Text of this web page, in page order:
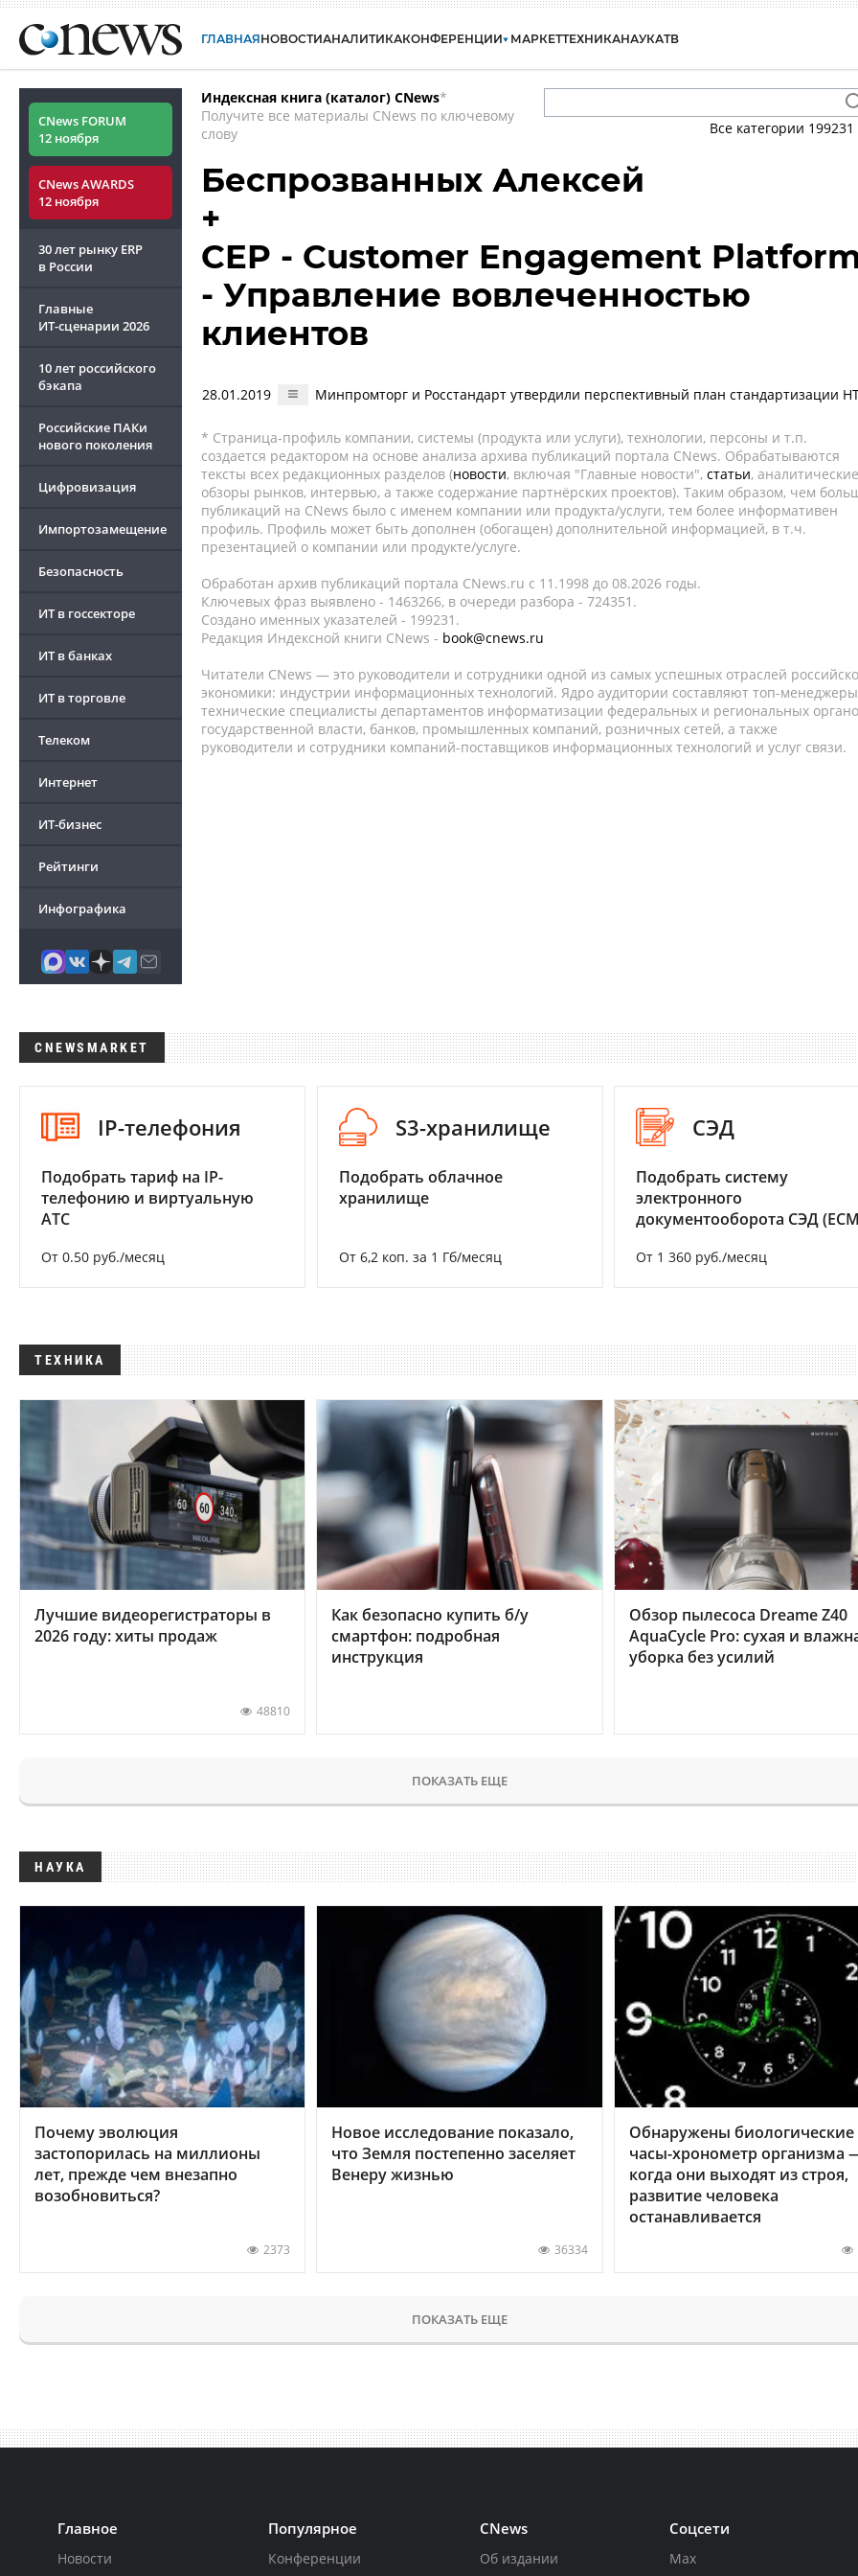
ГЛАВНАЯНОВОСТИАНАЛИТИКАКОНФЕРЕНЦИИ МАРКЕТТЕХНИКАНАУКАТВ
CNews FORUM
12 ноября
CNews AWARDS
12 ноября
30 лет рынку ERP
в России
Главные
ИТ-сценарии 2026
10 лет российского
бэкапа
Российские ПАКи
нового поколения
Цифровизация
Импортозамещение
Безопасность
ИТ в госсекторе
ИТ в банках
ИТ в торговле
Телеком
Интернет
ИТ-бизнес
Рейтинги
Инфографика
Индексная книга (каталог) CNews*
Получите все материалы CNews по ключевому
слову
Все категории 199231
Беспрозванных Алексей
+
CEP - Customer Engagement
- Управление вовлеченностью
клиентов
28.01.2019 Минпромторг и Росстандарт утвердили перспективный план стандартизации
* Страница-профиль компании, системы (продукта или услуги), технологии, персоны и т.п.
создается редактором на основе анализа архива публикаций портала CNews. Обрабатываются
тексты всех редакционных разделов (новости, включая "Главные новости", статьи, аналитические
обзоры рынков, интервью, а также содержание партнёрских проектов). Таким образом, чем
публикаций на CNews было с именем компании или продукта/услуги, тем более информативен
профиль. Профиль может быть дополнен (обогащен) дополнительной информацией, в т.ч.
презентацией о компании или продукте/услуге.
Обработан архив публикаций портала CNews.ru c 11.1998 до 08.2026 годы.
Ключевых фраз выявлено - 1463266, в очереди разбора - 724351.
Создано именных указателей - 199231.
Редакция Индексной книги CNews - book@cnews.ru
Читатели CNews — это руководители и сотрудники одной из самых успешных отраслей
экономики: индустрии информационных технологий. Ядро аудитории составляют топ-
технические специалисты департаментов информатизации федеральных и региональных
государственной власти, банков, промышленных компаний, розничных сетей, а также
руководители и сотрудники компаний-поставщиков информационных технологий и услуг связи.
CNEWSMARKET
IP-телефония
Подобрать тариф на IP-
телефонию и виртуальную
АТС
От 0.50 руб./месяц
S3-хранилище
Подобрать облачное
хранилище
От 6,2 коп. за 1 Гб/месяц
СЭД
Подобрать систему
электронного
документооборота СЭД
От 1 360 руб./месяц
ТЕХНИКА
Лучшие видеорегистраторы в
2026 году: хиты продаж
48810
Как безопасно купить б/у
смартфон: подробная
инструкция
Обзор пылесоса Dreame Z40
AquaCycle Pro: сухая и
уборка без усилий
ПОКАЗАТЬ ЕЩЕ
НАУКА
Почему эволюция
застопорилась на миллионы
лет, прежде чем внезапно
возобновиться?
2373
Новое исследование показало,
что Земля постепенно заселяет
Венеру жизнью
36334
Обнаружены биологические
часы-хронометр организма
когда они выходят из строя,
развитие человека
останавливается
ПОКАЗАТЬ ЕЩЕ
Главное
Новости
Популярное
Конференции
CNews
Об издании
Соцсети
Max